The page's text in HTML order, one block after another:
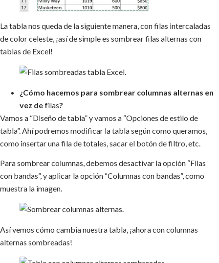
La tabla nos queda de la siguiente manera, con filas intercaladas
de color celeste, ¡así de simple es sombrear filas alternas con
tablas de Excel!
¿Cómo hacemos para sombrear columnas alternas en
vez de filas?
Vamos a “Diseño de tabla” y vamos a “Opciones de estilo de
tabla”. Ahí podremos modificar la tabla según como queramos,
como insertar una fila de totales, sacar el botón de filtro, etc.
Para sombrear columnas, debemos desactivar la opción “Filas
con bandas”, y aplicar la opción “Columnas con bandas”, como
muestra la imagen.
Así vemos cómo cambia nuestra tabla, ¡ahora con columnas
alternas sombreadas!